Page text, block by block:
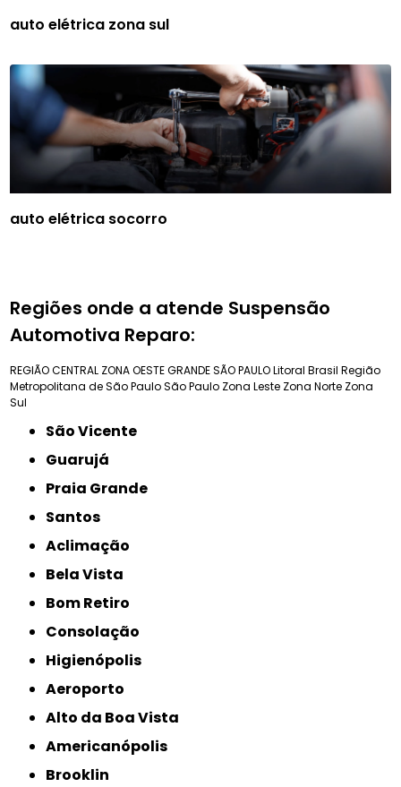
auto elétrica zona sul
auto elétrica socorro
Regiões onde a atende Suspensão
Automotiva Reparo:
REGIÃO CENTRAL ZONA OESTEGRANDE SÃO PAULOLitoral Brasil Região
Metropolitana de São PauloSão Paulo Zona Leste Zona Norte Zona
Sul
São Vicente
Guarujá
Praia Grande
Santos
Aclimação
Bela Vista
Bom Retiro
Consolação
Higienópolis
Aeroporto
Alto da Boa Vista
Americanópolis
Brooklin